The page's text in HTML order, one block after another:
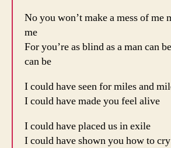
No you won’t make a mess of me
me
For you’re as blind as a man can
can be
I could have seen for miles and
I could have made you feel alive
I could have placed us in exile
I could have shown you how to cry